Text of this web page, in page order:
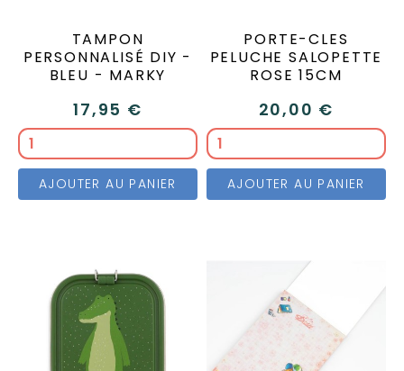
TAMPON
PERSONNALISÉ DIY -
BLEU - MARKY
17,95 €
AJOUTER AU PANIER
PORTE-CLES
PELUCHE SALOPETTE
ROSE 15CM
20,00 €
AJOUTER AU PANIER